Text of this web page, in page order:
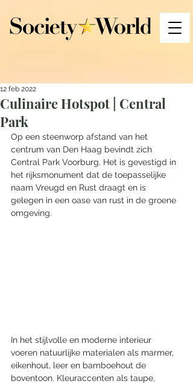
Culinaire Hotspot | Central
Park
12 feb 2022
Op een steenworp afstand van het
centrum van Den Haag bevindt zich
Central Park Voorburg. Het is gevestigd in
het rijksmonument dat de toepasselijke
naam Vreugd en Rust draagt en is
gelegen in een oase van rust in de groene
omgeving.
In het stijlvolle en moderne interieur
voeren natuurlijke materialen als marmer,
eikenhout, leer en bamboehout de
boventoon. Kleuraccenten als taupe,